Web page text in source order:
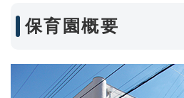
保育園概要